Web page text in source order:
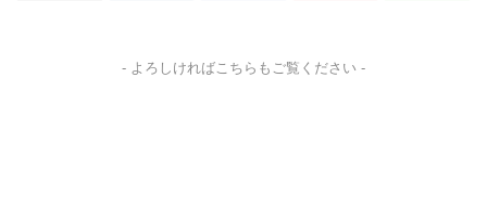
- よろしければこちらもご覧ください -